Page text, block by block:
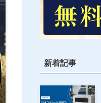
新着記事